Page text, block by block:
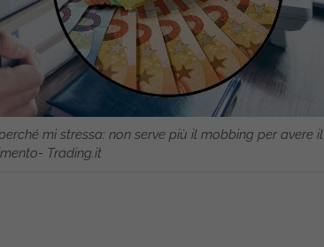
mi stressa: non serve più il mobbing per avere il
Trading.it